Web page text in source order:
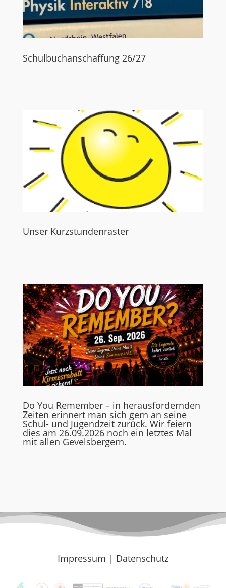
Schulbuchanschaffung 26/27
Unser Kurzstundenraster
Do You Remember – in herausfordernden
Zeiten erinnert man sich gern an seine
Schul- und Jugendzeit zurück. Wir feiern
dies am 26.09.2026 noch ein letztes Mal
mit allen Gevelsbergern.
Impressum | Datenschutz